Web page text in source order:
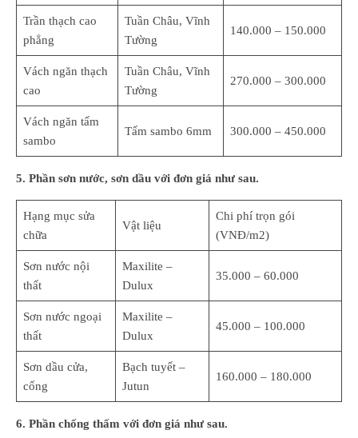
Trần thạch cao
phẳng
Tuần Châu, Vĩnh
Tường
140.000 – 150.000
Vách ngăn thạch
cao
Tuần Châu, Vĩnh
Tường
270.000 – 300.000
Vách ngăn tấm
sambo
Tấm sambo 6mm 300.000 – 450.000
5. Phần sơn nước, sơn dầu với đơn giá như sau.
Hạng mục sửa
chữa
Vật liệu
Chi phí trọn gói
(VNĐ/m2)
Sơn nước nội
thất
Maxilite –
Dulux
35.000 – 60.000
Sơn nước ngoại
thất
Maxilite –
Dulux
45.000 – 100.000
Sơn dầu cửa,
cổng
Bạch tuyết –
Jutun
160.000 – 180.000
6. Phần chống thấm với đơn giá như sau.